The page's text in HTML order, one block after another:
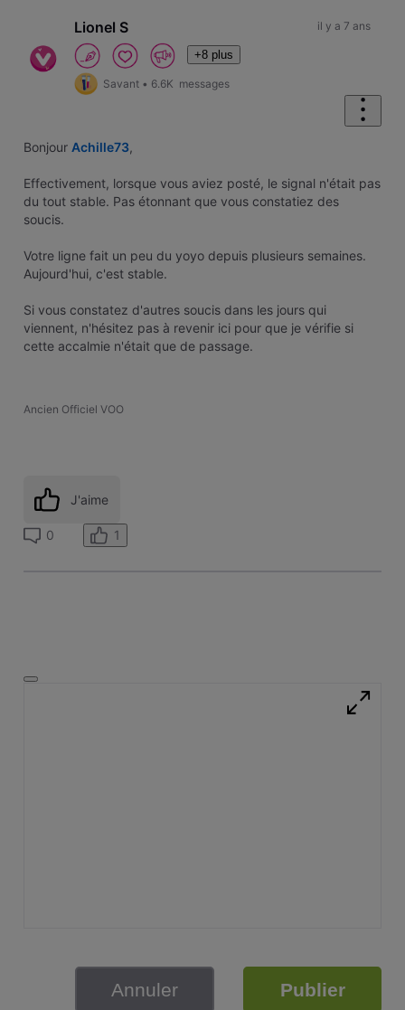
Lionel S
+8 plus
Savant • 6.6K messages
il y a 7 ans
Bonjour Achille73,
Effectivement, lorsque vous aviez posté, le signal n'était pas
du tout stable. Pas étonnant que vous constatiez des
soucis.
Votre ligne fait un peu du yoyo depuis plusieurs semaines.
Aujourd'hui, c'est stable.
Si vous constatez d'autres soucis dans les jours qui
viennent, n'hésitez pas à revenir ici pour que je vérifie si
cette accalmie n'était que de passage.
Ancien Officiel VOO
J'aime
0 1
Annuler Publier